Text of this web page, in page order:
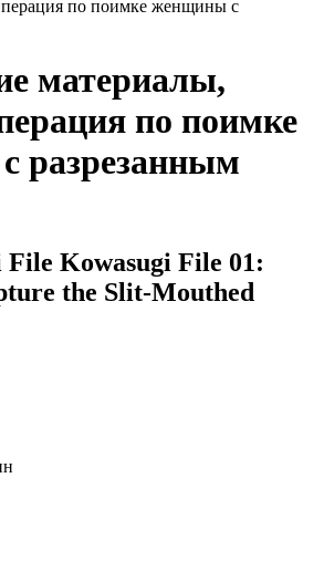
по поимке женщины с
материалы,
по поимке
разрезанным
Kowasugi File 01:
the Slit-Mouthed